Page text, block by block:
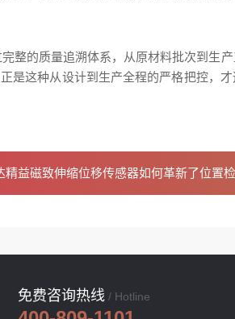
整的质量追溯体系，从原材料批次到生
是这种从设计到生产全程的严格把控，
精益磁致伸缩位移传感器如何革新了位置检
免费咨询热线 / Hotline